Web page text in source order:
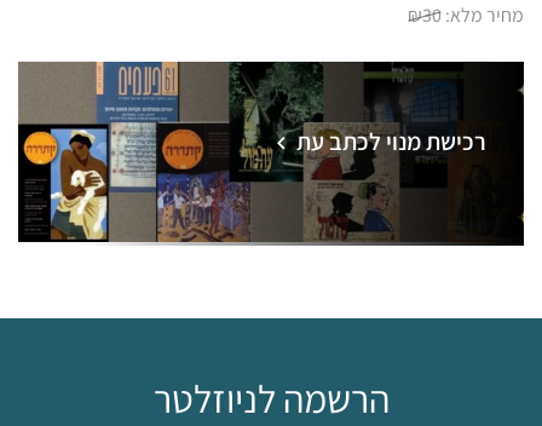
מחיר מלא:₪30
רכישת מנוי לכתב עת
הרשמה לניוזלטר